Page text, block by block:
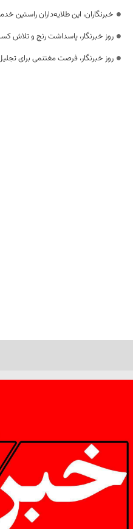
خبرنگاران، این طلایه‌داران راستین
روز خبرنگار، پاسداشت رنج و تلاش
روز خبرنگار، فرصت مغتنمی برای